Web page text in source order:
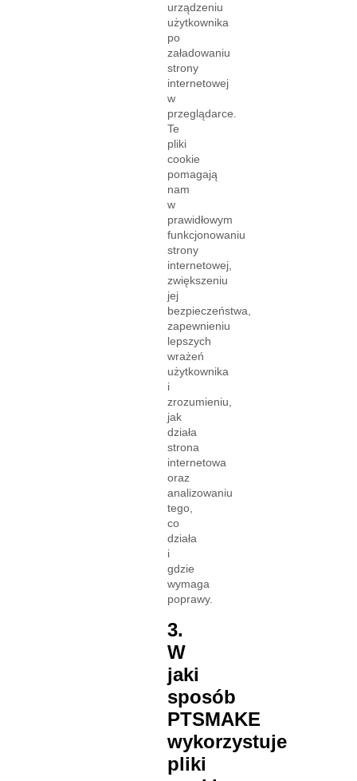
urządzeniu
użytkownika
po
załadowaniu
strony
internetowej
w
przeglądarce.
Te
pliki
cookie
pomagają
nam
w
prawidłowym
funkcjonowaniu
strony
internetowej,
zwiększeniu
jej
bezpieczeństwa,
zapewnieniu
lepszych
wrażeń
użytkownika
i
zrozumieniu,
jak
działa
strona
internetowa
oraz
analizowaniu
tego,
co
działa
i
gdzie
wymaga
poprawy.
3.
W
jaki
sposób
PTSMAKE
wykorzystuje
pliki